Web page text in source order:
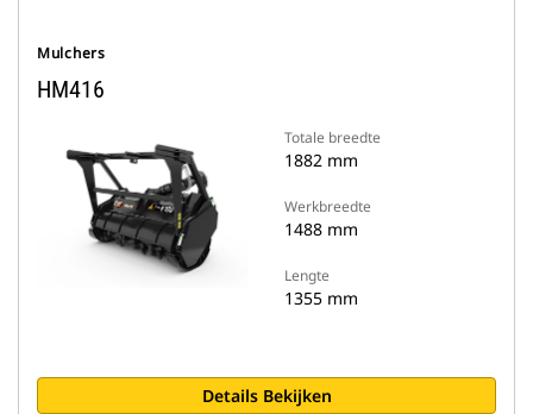
Mulchers
HM416
Totale breedte
1882 mm
Werkbreedte
1488 mm
Lengte
1355 mm
Details Bekijken